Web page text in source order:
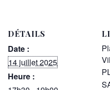
DÉTAILS
Date :
14 juillet 2025
Heure :